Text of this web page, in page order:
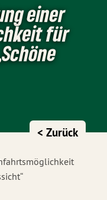
einer
für
< Zurück